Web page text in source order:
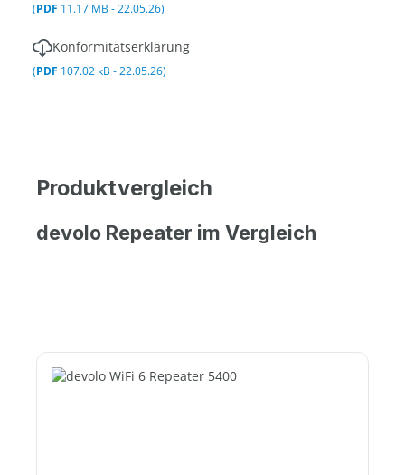
(PDF 11.17 MB - 22.05.26)
Konformitätserklärung
(PDF 107.02 kB - 22.05.26)
Produktvergleich
devolo Repeater im Vergleich